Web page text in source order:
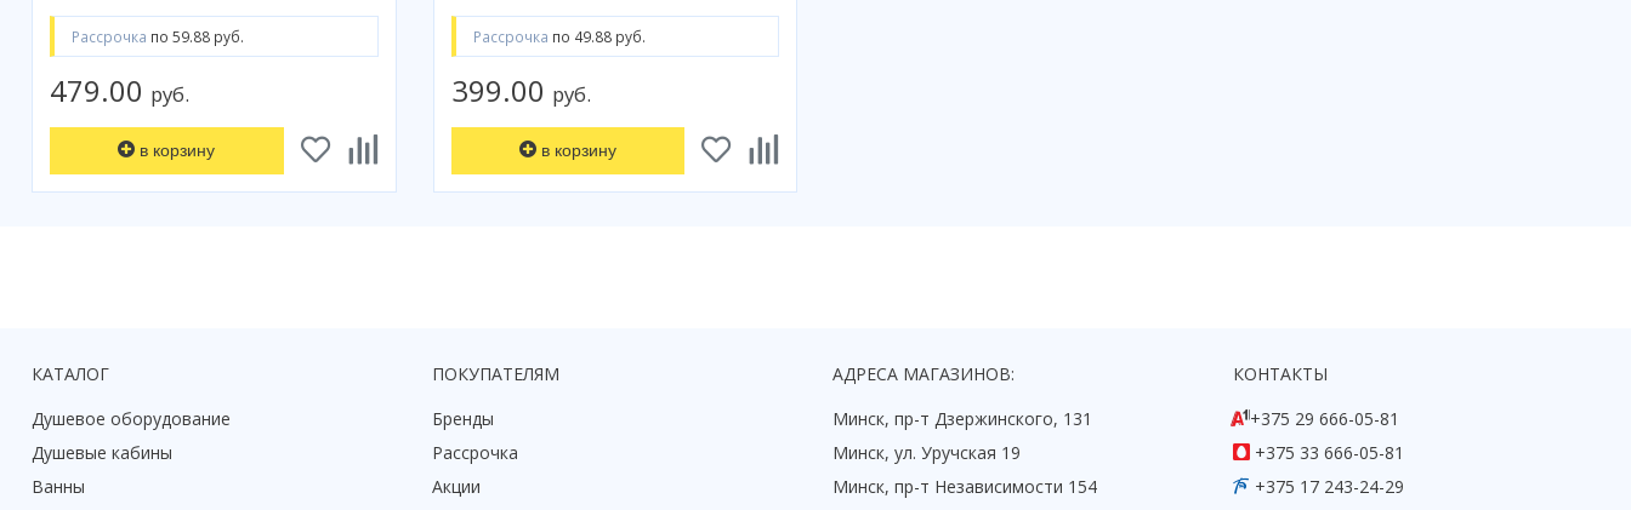
Рассрочка по 59.88 руб.
479.00 руб.
в корзину
Рассрочка по 49.88 руб.
399.00 руб.
в корзину
КАТАЛОГ
Душевое оборудование
Душевые кабины
Ванны
ПОКУПАТЕЛЯМ
Бренды
Рассрочка
Акции
АДРЕСА МАГАЗИНОВ:
Минск, пр-т Дзержинского, 131
Минск, ул. Уручская 19
Минск, пр-т Независимости 154
КОНТАКТЫ
+375 29 666-05-81
+375 33 666-05-81
+375 17 243-24-29